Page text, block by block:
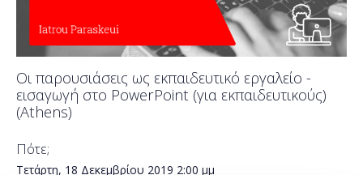
Oι παρουσιάσεις ως εκπαιδευτικό εργαλείο -
εισαγωγή στο PowerPoint (για εκπαιδευτικούς)
(Athens)
Πότε;
Τετάρτη, 18 Δεκεμβρίου 2019 2:00 μμ